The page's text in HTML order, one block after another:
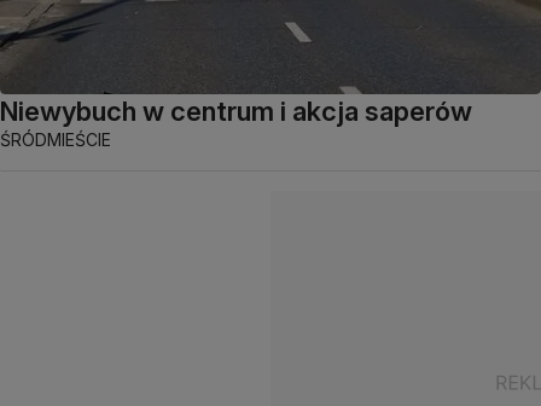
Niewybuch w centrum i akcja saperów
ŚRÓDMIEŚCIE